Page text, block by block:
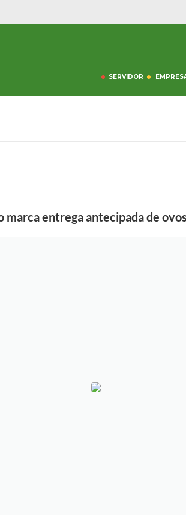
SERVIDOR
marca entrega antecipada de